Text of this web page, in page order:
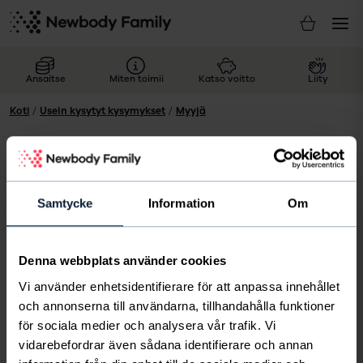
Samtycke Information Om
Denna webbplats använder cookies
Vi använder enhetsidentifierare för att anpassa innehållet
och annonserna till användarna, tillhandahålla funktioner
för sociala medier och analysera vår trafik. Vi
vidarebefordrar även sådana identifierare och annan
Ansaitse Miten toimii Katso voitto Liity
Koti / Usein kysytyt kysymykset / Myyjä
Miten toimin jos asiakkaani
haluaa peruuttaa tilauksensa
kuluttajansuojalain etämyyntiä koskevia säännöksiä.
Asiakas voi peruuttaa kaupan ja palauttaa tuotteen 14
vuorokauden kuluessa siitä päivästä, kun se on
toimitettu hänelle. Palautettavien tuotteiden on oltava
käyttämättömiä ja virheettömässä kunnossa.
Pahvipakkausten, tölkkien ja pullojen sinettien on